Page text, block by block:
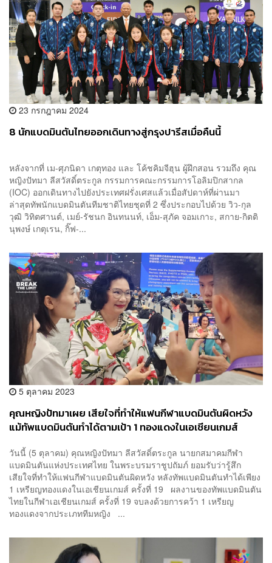
23 กรกฎาคม 2024
8 นักแบดมินตันไทยออกเดินทางสู่กรุงปารีสเมื่อคืนนี้
หลังจากที่ เม-ศุภนิดา เกตุทอง และ โค้ชคิมจีฮุน ผู้ฝึกสอน รวมถึง คุณ
หญิงปัทมา ลีสวัสดิ์ตระกูล กรรมการคณะกรรมการโอลิมปิกสากล
(IOC) ออกเดินทางไปยังประเทศฝรั่งเศสแล้วเมื่อสัปดาห์ที่ผ่านมา
ล่าสุดทัพนักแบดมินตันทีมชาติไทยชุดที่ 2 ซึ่งประกอบไปด้วย วิว-กุล
วุฒิ วิทิตศานต์, เมย์-รัชนก อินทนนท์, เอ็ม-สุภัค จอมเกาะ, สกาย-กิตติ
นุพงษ์ เกตุเรน, กิ๊ฟ-...
5 ตุลาคม 2023
คุณหญิงปัทมาเผย เสียใจที่ทำให้แฟนกีฬาแบดมินตันผิดหวัง
แม้ทัพแบดมินตันทำได้ตามเป้า 1 ทองแดงในเอเชียนเกมส์
วันนี้ (5 ตุลาคม) คุณหญิงปัทมา ลีสวัสดิ์ตระกูล นายกสมาคมกีฬา
แบดมินตันแห่งประเทศไทย ในพระบรมราชูปถัมภ์ ยอมรับว่ารู้สึก
เสียใจที่ทำให้แฟนกีฬาแบดมินตันผิดหวัง หลังทัพแบดมินตันทำได้เพียง
1 เหรียญทองแดงในเอเชียนเกมส์ ครั้งที่ 19 ผลงานของทัพแบดมินตัน
ไทยในกีฬาเอเชียนเกมส์ ครั้งที่ 19 จบลงด้วยการคว้า 1 เหรียญ
ทองแดงจากประเภททีมหญิง ...